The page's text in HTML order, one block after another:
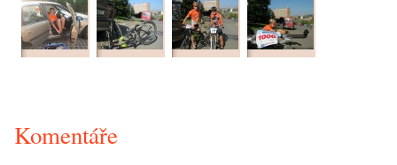
Komentáře